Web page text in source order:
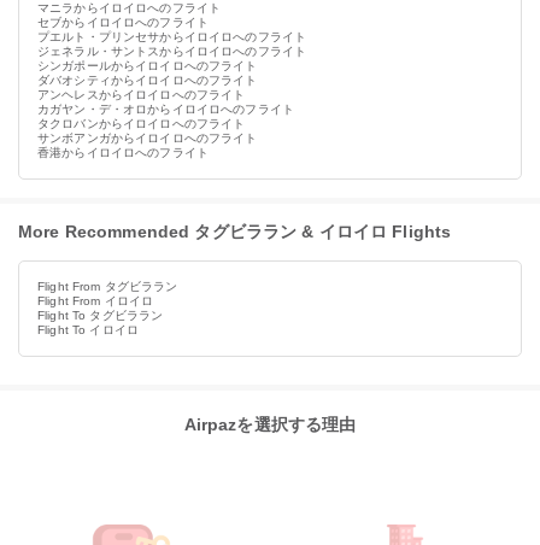
マニラからイロイロへのフライト
セブからイロイロへのフライト
プエルト・プリンセサからイロイロへのフライト
ジェネラル・サントスからイロイロへのフライト
シンガポールからイロイロへのフライト
ダバオシティからイロイロへのフライト
アンヘレスからイロイロへのフライト
カガヤン・デ・オロからイロイロへのフライト
タクロバンからイロイロへのフライト
サンボアンガからイロイロへのフライト
香港からイロイロへのフライト
More Recommended タグビララン & イロイロ Flights
Flight From タグビララン
Flight From イロイロ
Flight To タグビララン
Flight To イロイロ
Airpazを選択する理由